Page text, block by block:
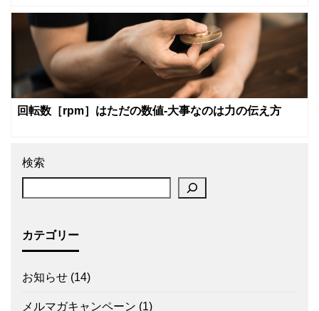
回転数［rpm］はただの数値‐大事なのは力の伝え方
検索
カテゴリー
お知らせ (14)
メルマガキャンペーン (1)